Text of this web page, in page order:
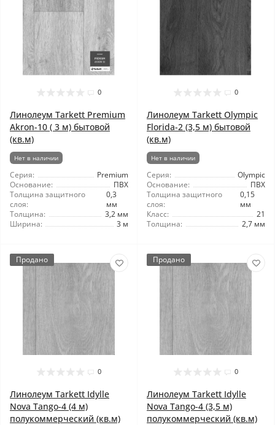
0
Линолеум Tarkett Premium
Akron-10 ( 3 м) бытовой
(кв.м)
Нет в наличии
Серия:
Premium
Основание:
ПВХ
Толщина защитного
слоя:
0,3
мм
Толщина:
3,2 мм
Ширина:
3 м
0
Линолеум Tarkett Olympic
Florida-2 (3,5 м) бытовой
(кв.м)
Нет в наличии
Серия:
Olympic
Основание:
ПВХ
Толщина защитного
слоя:
0,15
мм
Класс:
21
Толщина:
2,7 мм
Продано
0
Линолеум Tarkett Idylle
Nova Tango-4 (4 м)
полукоммерческий (кв.м)
Продано
0
Линолеум Tarkett Idylle
Nova Tango-4 (3,5 м)
полукоммерческий (кв.м)